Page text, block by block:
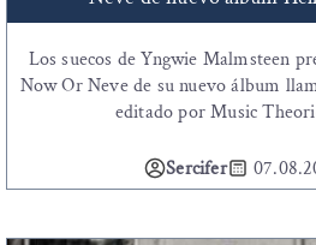
Los suecos de Yngwie Malmsteen
Now Or Neve de su nuevo álbum
editado por Music
Sercifer